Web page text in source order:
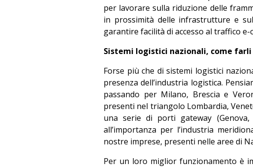
per lavorare sulla riduzione delle
in prossimità delle infrastrutture e
garantire facilità di accesso al traffico e-
Sistemi logistici nazionali, come
Forse più che di sistemi logistici
presenza dell’industria logistica.
passando per Milano, Brescia e
presenti nel triangolo Lombardia,
una serie di porti gateway (Genova,
all’importanza per l’industria
nostre imprese, presenti nelle aree di
Per un loro miglior funzionamento è